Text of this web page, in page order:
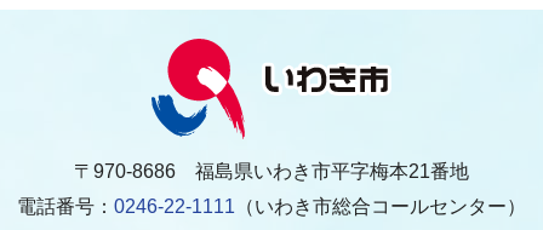
〒970-8686 福島県いわき市平字梅本21番地
電話番号： 0246-22-1111 （いわき市総合コールセンター）